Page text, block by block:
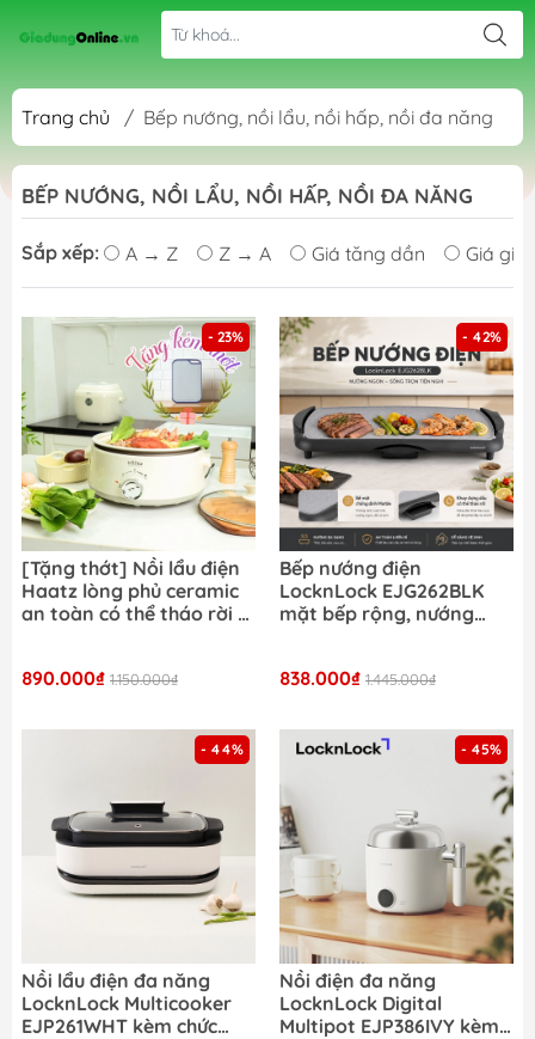
Trang chủ / Bếp nướng, nồi lẩu, nồi hấp, nồi đa năng
BẾP NƯỚNG, NỒI LẨU, NỒI HẤP, NỒI ĐA NĂNG
Sắp xếp: A → Z Z → A Giá tăng dần Giá
- 23%
[Tặng thớt] Nồi lẩu điện
Haatz lòng phủ ceramic
an toàn có thể tháo rời 5
890.000₫ 1.150.000₫
- 42%
Bếp nướng điện
LocknLock EJG262BLK
mặt bếp rộng, nướng
838.000₫ 1.445.000₫
- 44%
Nồi lẩu điện đa năng
LocknLock Multicooker
EJP261WHT kèm chức
- 45%
Nồi điện đa năng
LocknLock Digital
Multipot EJP386IVY kèm